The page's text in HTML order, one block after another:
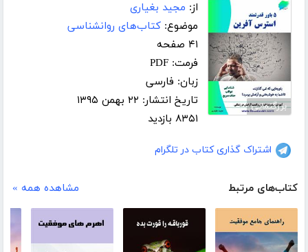
بزرگنمایی
از: مجید بغیاری
موضوع: کتاب‌های روانشناسی
۴۱ صفحه
فرمت: PDF
زبان: فارسی
تاریخ انتشار: ۲۲ بهمن ۱۳۹۵
۸۳۵۱ بازدید
اشتراک گذاری کتاب در تلگرام
کتاب‌های مرتبط مشاهده همه »